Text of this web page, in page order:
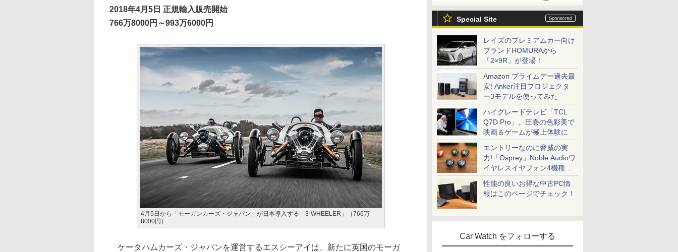
Special Site
レイズのプレミアムカー向け
ブランドHOMURAから
「2×9R」が登場！
Amazon プライムデー過去最
安! Anker注目プロジェクタ
ー3モデルを使ってみた
ハイグレードテレビ「TCL
Q7D Pro」。圧巻の色彩美で
映画＆ゲームが極上体験に
エントリーなのに脅威の実
力!「Osprey」Noble Audioワ
イヤレスイヤフォン4機種を
一気に聴く
性能の良いお得な中古PC情
報はこのページでチェック！
Car Watch をフォローする
2018年4月5日 正規輸入販売開始
766万8000円～993万6000円
4月5日から「モーガンカーズ・ジャパン」が日本導入する「3-WHEELER」（766万
8000円）
ケータハムカーズ・ジャパンを運営するエスシーアイは、新たに英国のモーガ